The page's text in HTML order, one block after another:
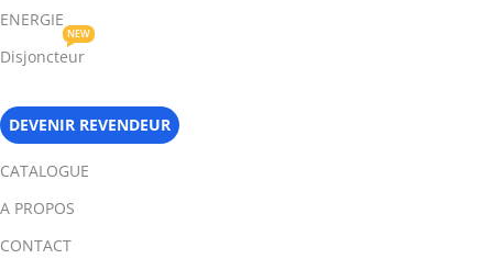
ENERGIE
Disjoncteur
NEW
DEVENIR REVENDEUR
CATALOGUE
A PROPOS
CONTACT